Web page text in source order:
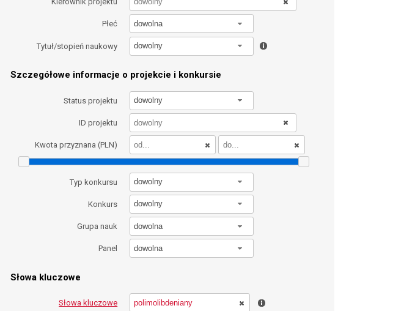
Płeć dowolna
Tytuł/stopień naukowy dowolny
Szczegółowe informacje o projekcie i konkursie
Status projektu dowolny
ID projektu
Kwota przyznana (PLN)
Typ konkursu dowolny
Konkurs dowolny
Grupa nauk dowolna
Panel dowolna
Słowa kluczowe
Słowa kluczowe